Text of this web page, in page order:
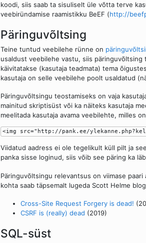
koodi, siis saab ta sisuliselt üle võtta terve
veebiründamise raamistikku BeEF (http://
Päringuvõltsing
Teine tuntud veebilehe rünne on
usaldust veebilehe vastu, siis
käivitatakse (kasutaja teadmata) tema
kasutaja on selle veebilehe poolt usaldatud
Päringuvõltsingu teostamiseks on vaja
mainitud skriptisüst või ka näiteks kasutaja
meelitada kasutaja avama veebilehte, milles
Viidatud aadress ei ole tegelikult küll pilt ja
panka sisse loginud, siis võib see päring ka
Päringuvõltsingu relevantsus on viimase
kohta saab täpsemalt lugeda Scott Helme
Cross-Site Request Forgery is dead!
CSRF is (really) dead (2019)
SQL-süst